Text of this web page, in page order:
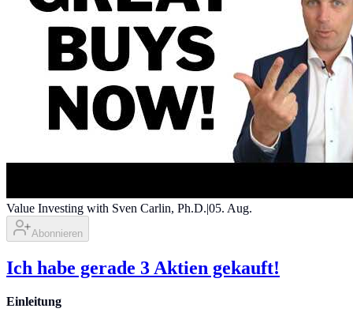
Value Investing with Sven Carlin, Ph.D.|05. Aug.
Abonnieren
Ich habe gerade 3 Aktien gekauft!
Einleitung